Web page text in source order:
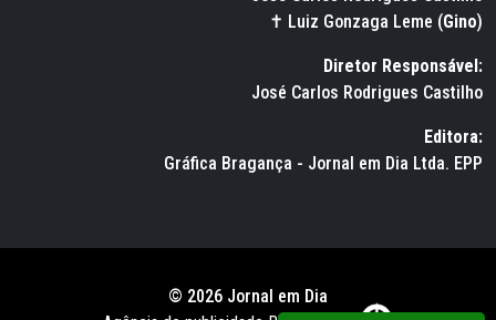
✝ Luiz Gonzaga Leme (Gino)
Diretor Responsável:
José Carlos Rodrigues Castilho
Editora:
Gráfica Bragança - Jornal em Dia Ltda. EPP
© 2026 Jornal em Dia